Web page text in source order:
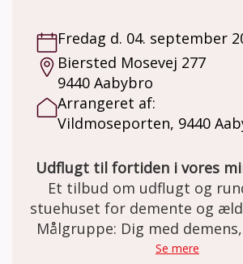
Fredag d. 04. september
Biersted Mosevej 277
9440 Aabybro
Arrangeret af:
Vildmoseporten, 9440
Udflugt til fortiden i vores
Et tilbud om udflugt og
stuehuset for demente og
Den gamle staldgård er
indrettet som besøgs- og
Målgruppe: Dig med
Se mere